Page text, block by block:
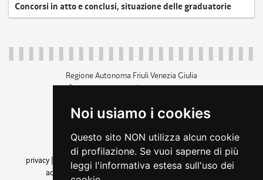
Noi usiamo i cookies
Questo sito NON utilizza alcun cookie
di profilazione. Se vuoi saperne di più
leggi l'informativa estesa sull'uso dei
Concorsi in atto e conclusi, situazione delle graduatorie
Regione Autonoma Friuli Venezia Giulia
c.f. 80014930327; p.iva 00526040324
+39 040 3771111
amministrazione trasparente
privacy
cookie |note legali accessibilità
dichiarazione di
accessibilità| feedback cambio preferenze cookie